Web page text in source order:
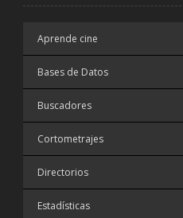
Aprende cine
Bases de Datos
Buscadores
Cortometrajes
Directorios
Estadísticas